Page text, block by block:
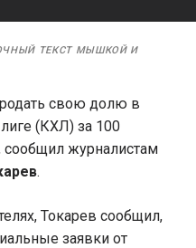
ТЕКСТ МЫШКОЙ И
свою долю в
(КХЛ) за 100
журналистам
.
Токарев сообщил,
заявки от